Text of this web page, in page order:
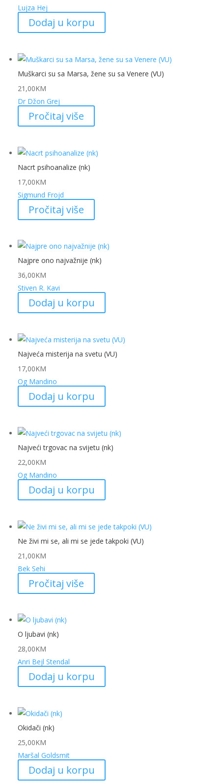
Lujza Hej
Dodaj u korpu
Muškarci su sa Marsa, žene su sa Venere (VU)
21,00KM
Dr Džon Grej
Pročitaj više
Nacrt psihoanalize (nk)
17,00KM
Sigmund Frojd
Pročitaj više
Najpre ono najvažnije (nk)
36,00KM
Stiven R. Kavi
Dodaj u korpu
Najveća misterija na svetu (VU)
17,00KM
Og Mandino
Dodaj u korpu
Najveći trgovac na svijetu (nk)
22,00KM
Og Mandino
Dodaj u korpu
Ne živi mi se, ali mi se jede takpoki (VU)
21,00KM
Bek Sehi
Pročitaj više
O ljubavi (nk)
28,00KM
Anri Bejl Stendal
Dodaj u korpu
Okidači (nk)
25,00KM
Maršal Goldsmit
Dodaj u korpu